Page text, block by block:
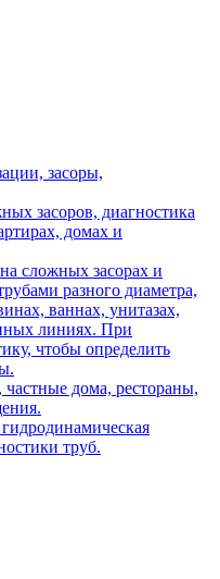
засоры,
засоров, диагностика
домах и
сложных засорах и
разного диаметра,
ваннах, унитазах,
линиях. При
чтобы определить
дома, рестораны,
труб.